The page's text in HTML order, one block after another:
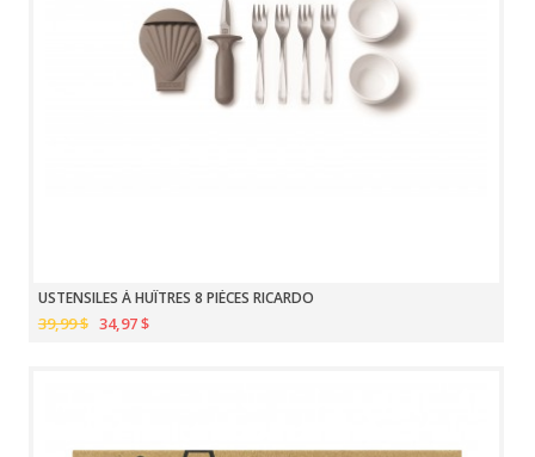
USTENSILES À HUÎTRES 8 PIÈCES RICARDO
39,99 $ 34,97 $